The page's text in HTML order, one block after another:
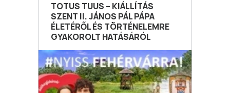
TOTUS TUUS – KIÁLLÍTÁS
SZENT II. JÁNOS PÁL PÁPA
ÉLETÉRŐL ÉS TÖRTÉNELEMRE
GYAKOROLT HATÁSÁRÓL